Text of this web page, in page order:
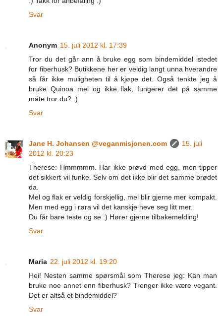
Svar
Anonym 15. juli 2012 kl. 17:39
Tror du det går ann å bruke egg som bindemiddel istedet
for fiberhusk? Butikkene her er veldig langt unna hverandre
så får ikke muligheten til å kjøpe det. Også tenkte jeg å
bruke Quinoa mel og ikke flak, fungerer det på samme
måte tror du? :)
Svar
Jane H. Johansen @veganmisjonen.com
15. juli
2012 kl. 20:23
Therese: Hmmmmm. Har ikke prøvd med egg, men tipper
det sikkert vil funke. Selv om det ikke blir det samme brødet
da.
Mel og flak er veldig forskjellig, mel blir gjerne mer kompakt.
Men med egg i røra vil det kanskje heve seg litt mer.
Du får bare teste og se :) Hører gjerne tilbakemelding!
Svar
Maria 22. juli 2012 kl. 19:20
Hei! Nesten samme spørsmål som Therese jeg: Kan man
bruke noe annet enn fiberhusk? Trenger ikke være vegant.
Det er altså et bindemiddel?
Svar